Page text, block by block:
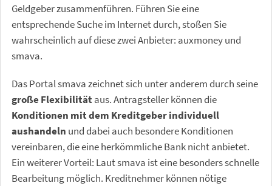
Geldgeber zusammenführen. Führen Sie eine
entsprechende Suche im Internet durch, stoßen Sie
wahrscheinlich auf diese zwei Anbieter: auxmoney und
smava.
Das Portal smava zeichnet sich unter anderem durch seine
große Flexibilität aus. Antragsteller können die
Konditionen mit dem Kreditgeber individuell
aushandeln und dabei auch besondere Konditionen
vereinbaren, die eine herkömmliche Bank nicht anbietet.
Ein weiterer Vorteil: Laut smava ist eine besonders schnelle
Bearbeitung möglich. Kreditnehmer können nötige